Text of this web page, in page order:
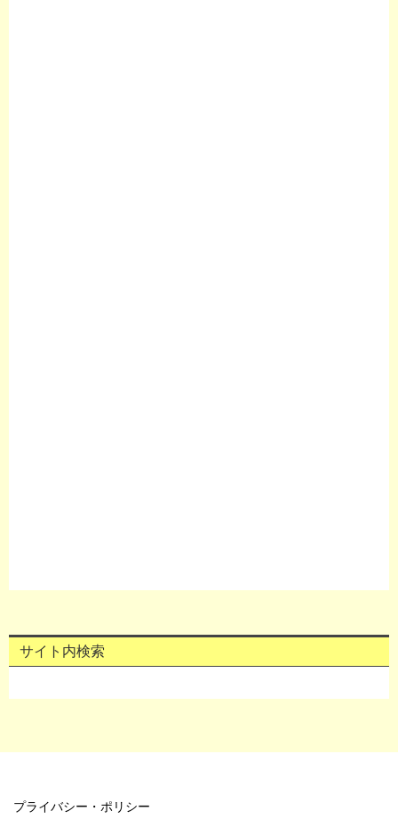
サイト内検索
プライバシー・ポリシー